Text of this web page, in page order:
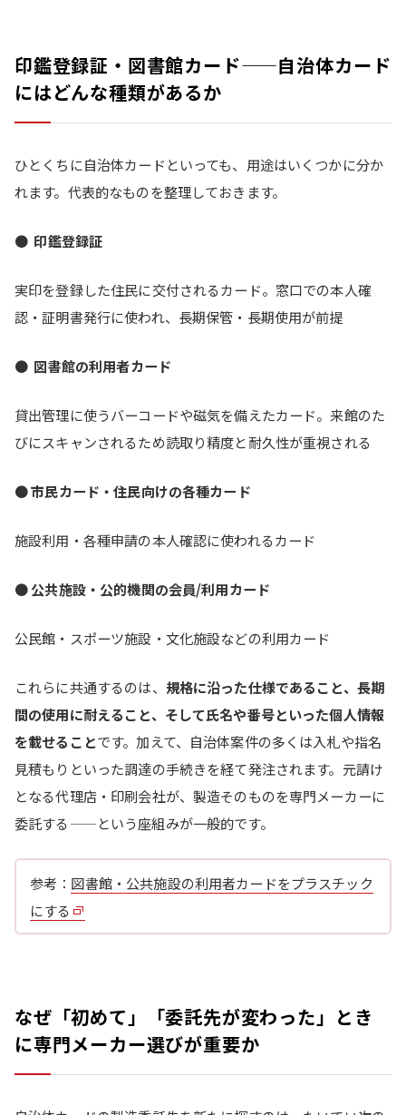
印鑑登録証・図書館カード——自治体カード
にはどんな種類があるか
ひとくちに自治体カードといっても、用途はいくつかに分か
れます。代表的なものを整理しておきます。
● 印鑑登録証
実印を登録した住民に交付されるカード。窓口での本人確
認・証明書発行に使われ、長期保管・長期使用が前提
● 図書館の利用者カード
貸出管理に使うバーコードや磁気を備えたカード。来館のた
びにスキャンされるため読取り精度と耐久性が重視される
●市民カード・住民向けの各種カード
施設利用・各種申請の本人確認に使われるカード
●公共施設・公的機関の会員/利用カード
公民館・スポーツ施設・文化施設などの利用カード
これらに共通するのは、 規格に沿った仕様であること、長期
間の使用に耐えること、そして氏名や番号といった個人情報
を載せることです。加えて、自治体案件の多くは入札や指名
見積もりといった調達の手続きを経て発注されます。元請け
となる代理店・印刷会社が、製造そのものを専門メーカーに
委託する——という座組みが一般的です。
参考： 図書館・公共施設の利用者カードをプラスチック
にする
なぜ「初めて」「委託先が変わった」とき
に専門メーカー選びが重要か